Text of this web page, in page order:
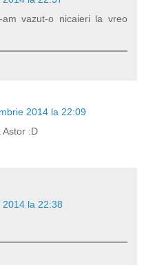
vazut-o nicaieri la vreo
2014 la 22:09
Astor :D
la 22:38